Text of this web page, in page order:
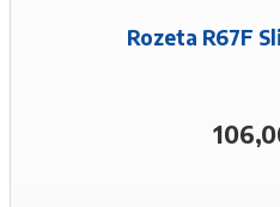
Rozeta R67F